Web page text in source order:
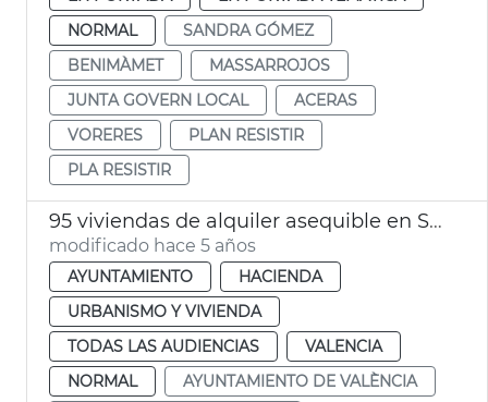
NORMAL
SANDRA GÓMEZ
BENIMÀMET
MASSARROJOS
JUNTA GOVERN LOCAL
ACERAS
VORERES
PLAN RESISTIR
PLA RESISTIR
95 viviendas de alquiler asequible en Sociópolis
modificado hace 5 años
AYUNTAMIENTO
HACIENDA
URBANISMO Y VIVIENDA
TODAS LAS AUDIENCIAS
VALENCIA
NORMAL
AYUNTAMIENTO DE VALÈNCIA